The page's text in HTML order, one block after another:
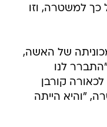
על כך למשטרה, וזו
של האשה,
"התברר לנו
קורבן
"והיא הייתה